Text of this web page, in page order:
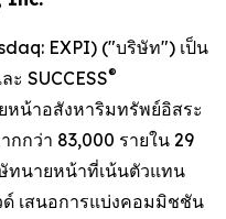
EXPI) ("บริษัท") เป็น
ะ SUCCESS®
หน้าอสังหาริมทรัพย์อิสระ
กว่า 83,000 รายใน 29
ทนายหน้าที่เน้นตัวแทน
เสนอการแบ่งคอมมิชชัน